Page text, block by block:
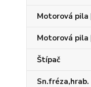
Motorová pila
Motorová pila
Štípač
Sn.fréza,hrab.